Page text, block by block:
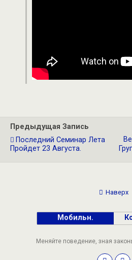
Предыдущая Запись
Последний Семинар Лета
Пройдет 23 Августа.
Наверх
Мобильн.
Меняйте поведение, зная